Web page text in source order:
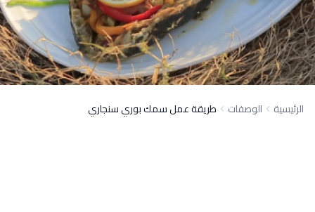
الرئيسية الوصفات طريقة عمل سمك بوري سنجاري